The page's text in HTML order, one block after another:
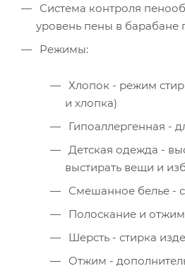
Система контроля
уровень пены в барабане
Режимы:
Хлопок - режим
и хлопка)
Гипоаллергенная -
Детская одежда -
выстирать вещи и
Смешанное белье -
Полоскание и
Шерсть - стирка
Отжим -